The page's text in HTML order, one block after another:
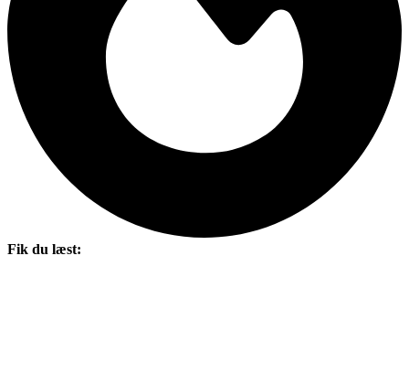
Fik du læst: